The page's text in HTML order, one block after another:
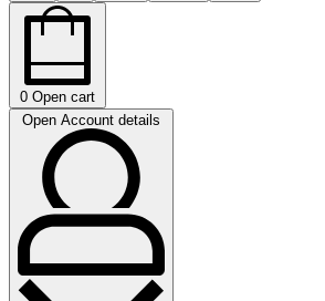
0 Open cart
Open Account details